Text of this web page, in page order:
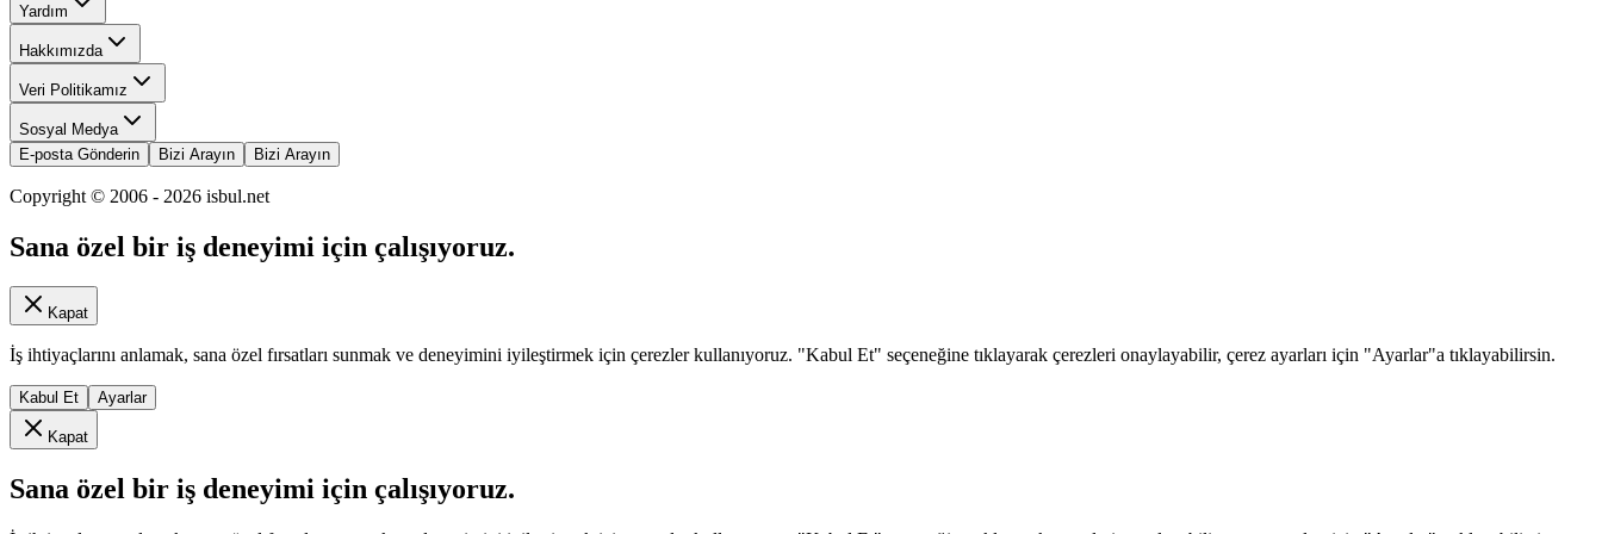
Yardım
Hakkımızda
Veri Politikamız
Sosyal Medya
E-posta Gönderin
Bizi Arayın Bizi Arayın
Copyright © 2006 - 2026 isbul.net
Sana özel bir iş deneyimi için çalışıyoruz.
Kapat
İş ihtiyaçlarını anlamak, sana özel fırsatları sunmak ve deneyimini iyileştirmek için çerezler kullanıyoruz. "Kabul Et" seçeneğine tıklayarak çerezleri onaylayabilir, çerez ayarları için "Ayarlar"a tıklayabilirsin.
Kabul Et Ayarlar
Kapat
Sana özel bir iş deneyimi için çalışıyoruz.